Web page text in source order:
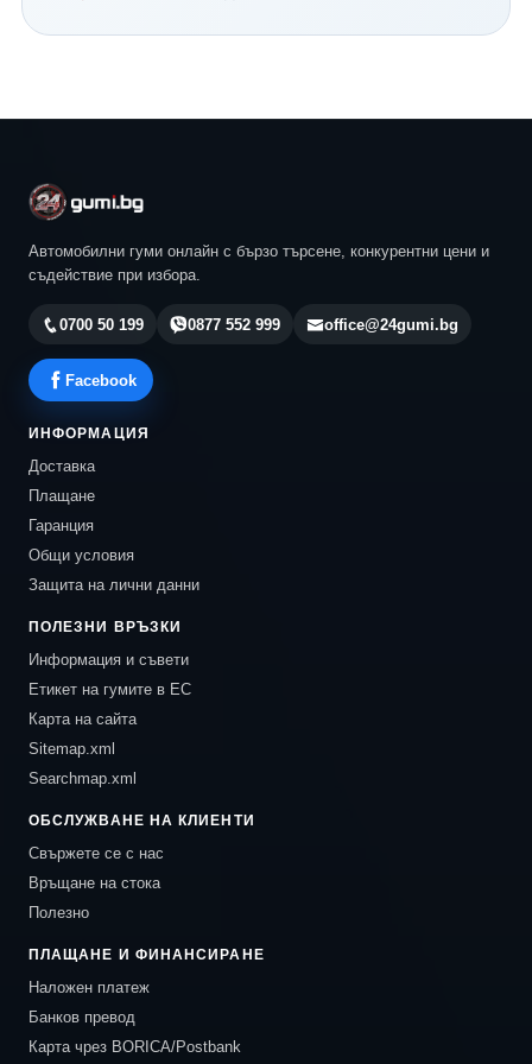
Автомобилни гуми онлайн с бързо търсене, конкурентни цени и
съдействие при избора.
0700 50 199 0877 552 999 office@24gumi.bg
Facebook
ИНФОРМАЦИЯ
Доставка
Плащане
Гаранция
Общи условия
Защита на лични данни
ПОЛЕЗНИ ВРЪЗКИ
Информация и съвети
Етикет на гумите в ЕС
Карта на сайта
Sitemap.xml
Searchmap.xml
ОБСЛУЖВАНЕ НА КЛИЕНТИ
Свържете се с нас
Връщане на стока
Полезно
ПЛАЩАНЕ И ФИНАНСИРАНЕ
Наложен платеж
Банков превод
Карта чрез BORICA/Postbank